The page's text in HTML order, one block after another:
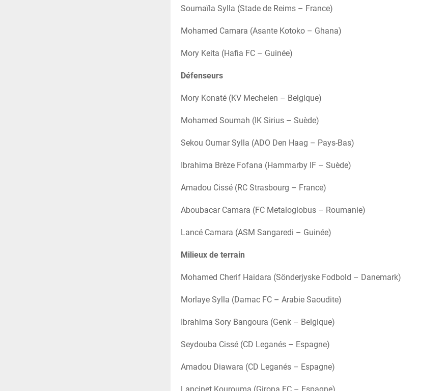
Soumaïla Sylla (Stade de Reims – France)
Mohamed Camara (Asante Kotoko – Ghana)
Mory Keita (Hafia FC – Guinée)
Défenseurs
Mory Konaté (KV Mechelen – Belgique)
Mohamed Soumah (IK Sirius – Suède)
Sekou Oumar Sylla (ADO Den Haag – Pays-Bas)
Ibrahima Brèze Fofana (Hammarby IF – Suède)
Amadou Cissé (RC Strasbourg – France)
Aboubacar Camara (FC Metaloglobus – Roumanie)
Lancé Camara (ASM Sangaredi – Guinée)
Milieux de terrain
Mohamed Cherif Haidara (Sönderjyske Fodbold – Danemark)
Morlaye Sylla (Damac FC – Arabie Saoudite)
Ibrahima Sory Bangoura (Genk – Belgique)
Seydouba Cissé (CD Leganés – Espagne)
Amadou Diawara (CD Leganés – Espagne)